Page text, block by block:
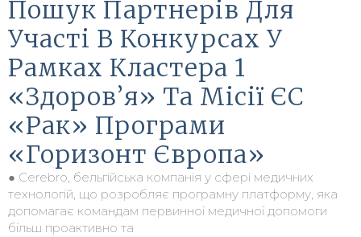
Пошук Партнерів Для
Участі В Конкурсах У
Рамках Кластера 1
«Здоров’я» Та Місії ЄС
«Рак» Програми
«Горизонт Європа»
● Cerebro, бельгійська компанія у сфері медичних
технологій, що розробляє програмну платформу, яка
допомагає командам первинної медичної допомоги
більш проактивно та